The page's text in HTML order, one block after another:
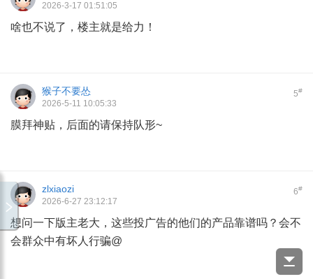
2026-3-17 01:51:05
啥也不说了，楼主就是给力！
5#
猴子不要怂
2026-5-11 10:05:33
膜拜神贴，后面的请保持队形~
6#
zlxiaozi
2026-6-27 23:12:17
想问一下版主老大，这些投广告的他们的产品靠谱吗？会不
会群众中有坏人行骗@